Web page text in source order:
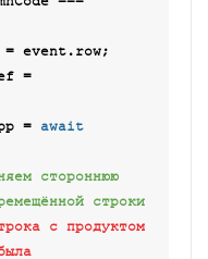
= event.row;
=
= await
стороннюю
строки